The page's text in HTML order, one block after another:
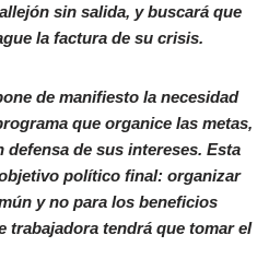
sin salida, y buscará que
la factura de su crisis.
de manifiesto la necesidad
que organice las metas,
de sus intereses. Esta
político final: organizar
y no para los beneficios
trabajadora tendrá que tomar el